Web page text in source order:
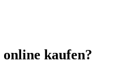
online kaufen?